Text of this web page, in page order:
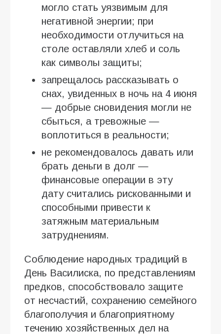
могло стать уязвимым для
негативной энергии; при
необходимости отлучиться на
столе оставляли хлеб и соль
как символы защиты;
запрещалось рассказывать о
снах, увиденных в ночь на 4 июня
— добрые сновидения могли не
сбыться, а тревожные —
воплотиться в реальности;
не рекомендовалось давать или
брать деньги в долг —
финансовые операции в эту
дату считались рискованными и
способными привести к
затяжным материальным
затруднениям.
Соблюдение народных традиций в
День Василиска, по представлениям
предков, способствовало защите
от несчастий, сохранению семейного
благополучия и благоприятному
течению хозяйственных дел на